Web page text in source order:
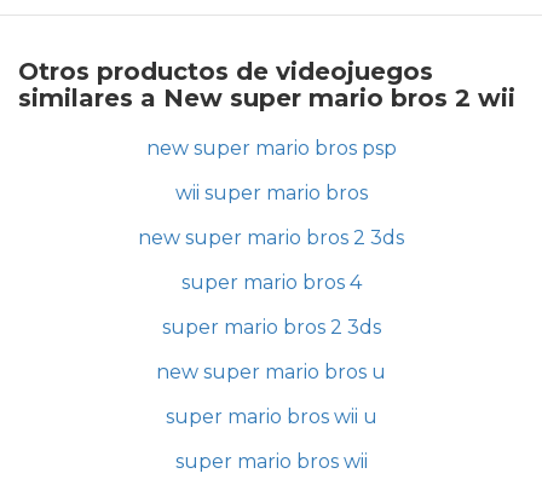
Otros productos de videojuegos
similares a New super mario bros 2 wii
new super mario bros psp
wii super mario bros
new super mario bros 2 3ds
super mario bros 4
super mario bros 2 3ds
new super mario bros u
super mario bros wii u
super mario bros wii